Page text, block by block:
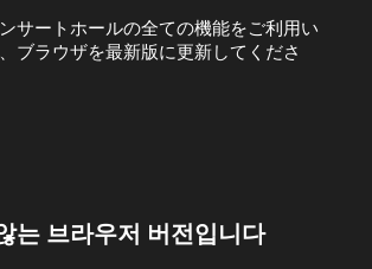
サートホールの全ての機能をご利用い
ブラウザを最新版に更新してくださ
는 브라우저 버전입니다